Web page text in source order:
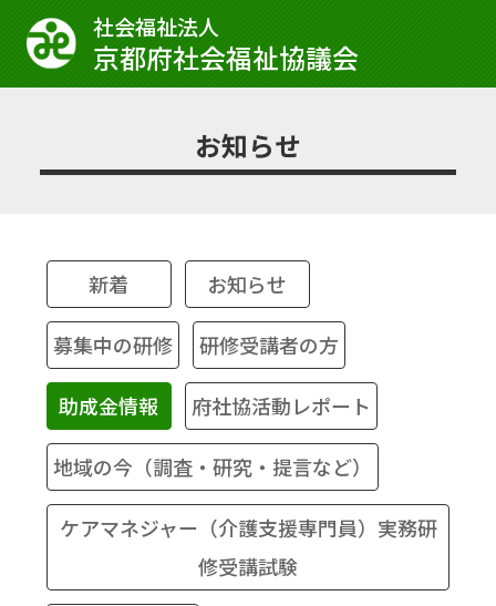
社会福祉法⼈
京都府社会福祉協議会
お知らせ
新着 お知らせ
募集中の研修 研修受講者の方
助成金情報 府社協活動レポート
地域の今（調査・研究・提言など）
ケアマネジャー（介護支援専門員）実務研
修受講試験